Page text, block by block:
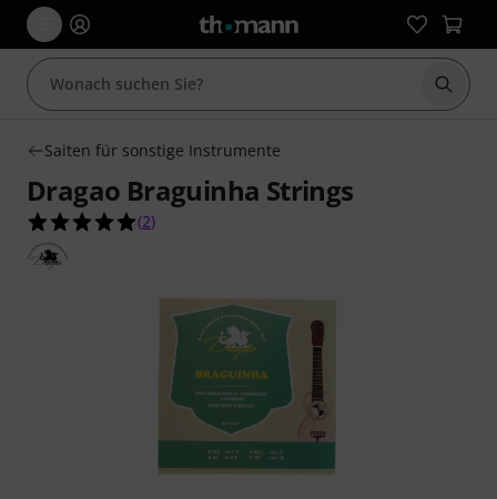
Suche
Saiten für sonstige Instrumente
Dragao Braguinha Strings
5.0 von 5 Sternen aus 2 Kundenbewertungen
(2)